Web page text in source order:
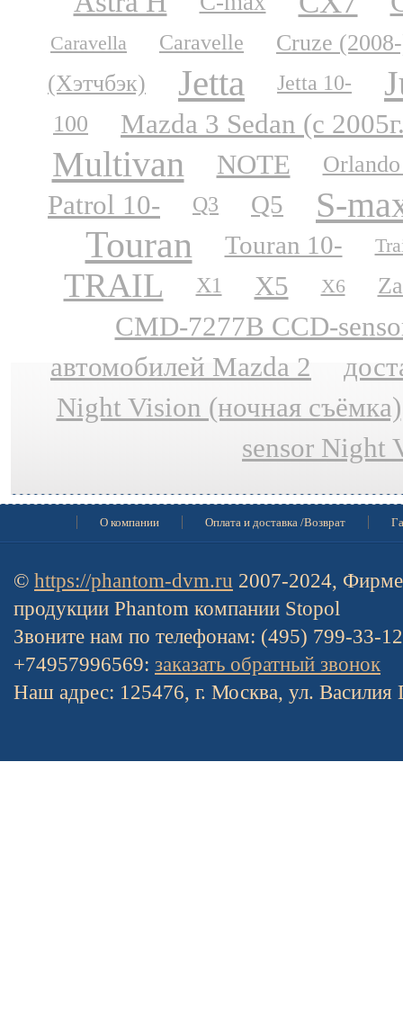
Caravella Caravelle
Cruze
(Хэтчбэк)
Jetta Jetta 10-
100 Mazda 3 Sedan (с
Multivan NOTE
Patrol 10- Q3 Q5 S-
Touran Touran 10-
TRAIL X1 X5 X6
CMD-7277B CCD-
автомобилей Mazda 2
Night Vision (ночная съёмка)
sensor Night
О компании Оплата и доставка /Возврат
© https://phantom-dvm.ru 2007-2024,
продукции Phantom компании Stopol
Звоните нам по телефонам: (495) 799-33-
+74957996569: заказать обратный звонок
Наш адрес: 125476, г. Москва, ул. Василия